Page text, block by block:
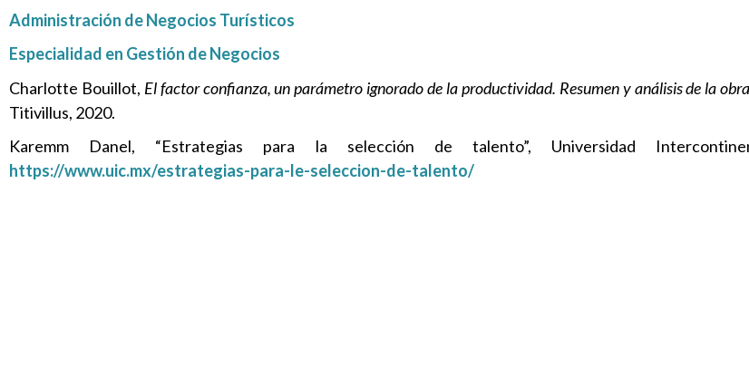
Administración de Negocios Turísticos
Especialidad en Gestión de Negocios
Charlotte Bouillot, El factor confianza, un parámetro ignorado de la productividad. Resumen y análisis de la
Titivillus, 2020.
Karemm Danel, “Estrategias para la selección de talento”, Universidad
https://www.uic.mx/estrategias-para-le-seleccion-de-talento/